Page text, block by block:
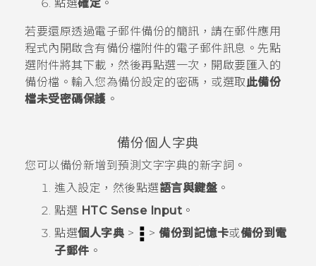
點選確定 。
若要還原透過電子郵件備份的簡訊，請在郵件應用
程式內開啟含有備份檔附件的電子郵件訊息。先點
選附件將其下載，然後再點選一次，開啟要匯入的
備份檔。輸入您為備份設定的密碼，或選取 此備份
檔未受密碼保護 。
備份個人字典
您可以備份新增到預測文字字典的新字詞。
進入設定，然後點選語言與鍵盤 。
點選 HTC Sense Input 。
點選個人字典 > > 備份到記憶卡或備份到電
子郵件 。